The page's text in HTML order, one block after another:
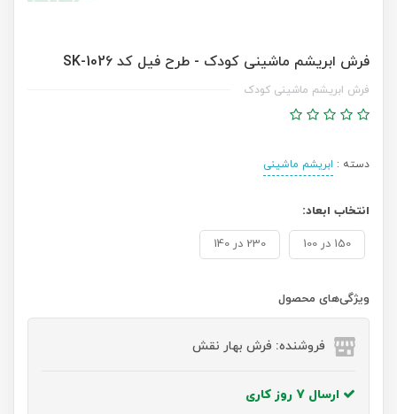
فرش ابریشم ماشینی کودک - طرح فیل کد SK-1026
فرش ابریشم ماشینی کودک
دسته : ابریشم ماشینی
انتخاب ابعاد:
150 در 100 230 در 140
ویژگی‌های محصول
فروشنده: فرش بهار نقش
ارسال 7 روز کاری